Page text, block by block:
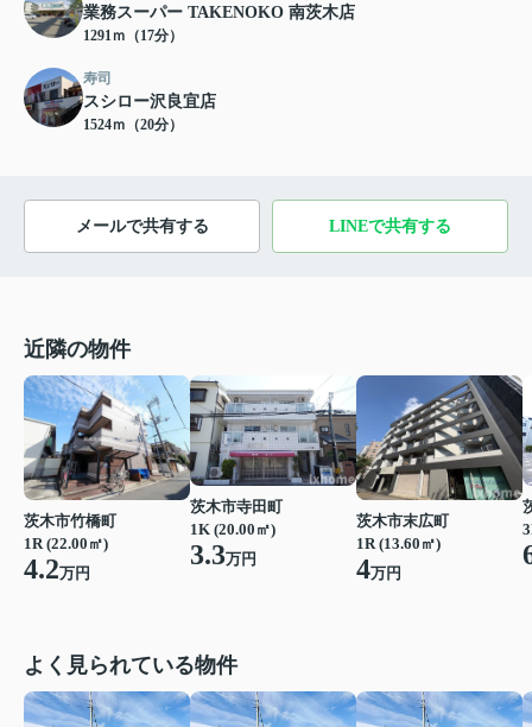
業務スーパー TAKENOKO 南茨木店
1291ｍ（17分）
寿司
スシロー沢良宜店
1524ｍ（20分）
メールで共有する LINEで共有する
近隣の物件
茨木市竹橋町
1R (22.00㎡)
4.2万円
茨木市寺田町
1K (20.00㎡)
3.3万円
茨木市末広町
1R (13.60㎡)
4万円
よく見られている物件